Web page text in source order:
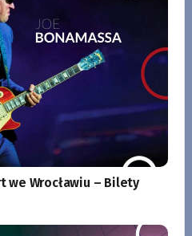
we Wrocławiu – Bilety